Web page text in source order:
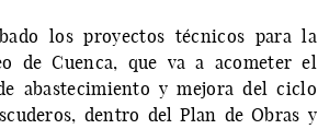
los proyectos técnicos para la
de Cuenca, que va a acometer el
abastecimiento y mejora del ciclo
dentro del Plan de Obras y